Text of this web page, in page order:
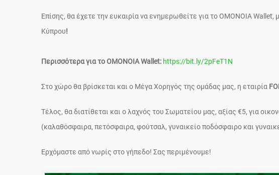
Επίσης, θα έχετε την ευκαιρία να ενημερωθείτε για το OMONOIA
Κύπρου!
Περισσότερα για το ΟΜΟΝΟΙΑ Wallet: https://bit.ly/2pFeT1N
Στο χώρο θα βρίσκεται και ο Μέγα Χορηγός της ομάδας μας, η εταιρία
Τέλος, θα διατίθεται και ο λαχνός του Σωματείου μας, αξίας €5, για
(καλαθόσφαιρα, πετόσφαιρα, φούτσαλ, γυναικείο ποδόσφαιρο και
Ερχόμαστε από νωρίς στο γήπεδο! Σας περιμένουμε!